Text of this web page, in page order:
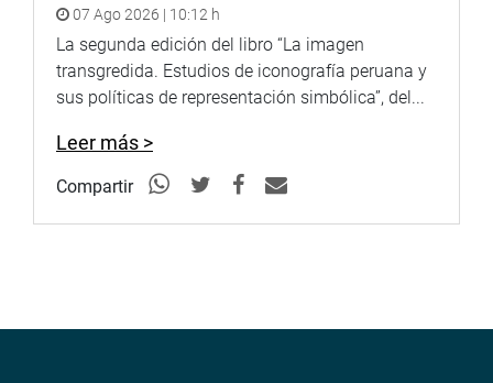
07 Ago 2026 | 10:12 h
La segunda edición del libro “La imagen
transgredida. Estudios de iconografía peruana y
sus políticas de representación simbólica”, del...
Leer más >
Compartir